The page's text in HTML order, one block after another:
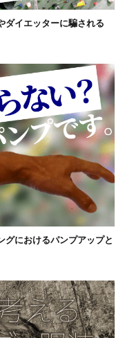
ダイエッターに騙される
グにおけるパンプアップと